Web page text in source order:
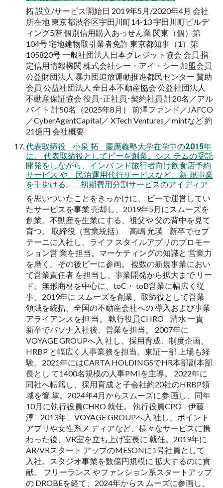
拓 設立/サービス開始日 2019年5月/2020年4月 会社
所在地 東京都渋谷区宇田川町14-13 宇田川町ビルデ
ィング5階 個別信用購入あっせん業 関東（個）第
104号 宅地建物取引業者免許 東京都知事（1）第
105820号 一般社団法人日本クレジット協会 会員 指
定信用情報機関 株式会社シー・アイ・シー 加盟会員
公益財団法人 暴力団追放運動推進都民センター 賛助
会員 公益社団法人 全日本不動産協会 公益社団法人
不動産保証協会 役員･正社員･契約社員 計20名／アル
バイト 計50名（2025年8月） 前澤ファンド／JAFCO
／CyberAgentCapital／ XTech Ventures／mintなど 約
21億円 会社概要
代表取締役 小泉 拓 慶應義塾大学在学中の2015年
に、 代表取締役としてビーを創業。シス テムの受託
開発をしながら、インバ ンド旅行者向け飲食店予約
サービス や、民泊運用代行サービスなど、新 規事業
を手掛ける。 初期費用分割サービスのアイディア
を思いついたことをきっかけに、 ビーで運営してい
たサービスを事業 売却し、2019年5月にスムーズを
創業。不動産を生業にする、祖父や 父の背中を見て
育つ。 取締役（営業統括） 高嶋 允瑛 新卒でセプ
テーニに入社し、ライフ スタイルアプリのプロモー
ション営 業を担当。マーケティングの知識と 営業力
を磨く。その後ビーに参画。 複数の新規事業におい
て営業責任者 を担当し、事業開発から拡大まで リー
ド。無形商材を中心に、toC・ toB営業に幅広く従
事。2019年に スムーズを創業。取締役として営業
領域を統括。全国の不動産会社への 導入および事業
アライアンスを担 当。 執行役員CHRO 清水 一貴
新卒でパソナ入社後、営業を担当。 2007年に
VOYAGE GROUPへ入 社し、採用育成、制度企画、
HRBP と幅広く人事業務を担当。東証一部 上場も経
験。2021年にはCARTA HOLDINGSでHR本部副本部
長とし て1400名規模の人事PMIを主導。 2022年に
同社へ転籍し、採用育成 と子会社約20社のHRBP領
域を管 掌。2024年4月からスムーズに参 画し、同年
10月に執行役員CHRO 就任。 執行役員CPO 伊藤
淳 2013年、VOYAGE GROUPへ入 社し、ポイント
アプリや女性系メ ディアなど、様々なサービスに携
わった後、VR室を立ち上げ室長に 就任。2019年に
AR/VRスタート アップのMESONに1号社員として
入社。スタジオ事業を数億円規模に 拡大するのに貢
献。 フリーランス やファンション系スタートアップ
の DROBEを経て、2024年からス ムーズに参画し、